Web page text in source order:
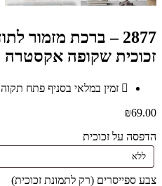
2877 – ברכת מזמור
זכוכית שקופה אקסטרה
זמין במלאי בסניף פתח תקוה
₪69.00
הדפסה על זכוכית
צבע ספייסרים (רק לתמונת זכוכית)